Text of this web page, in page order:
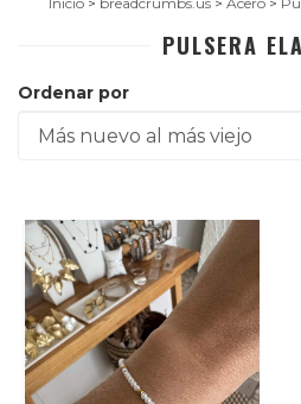
PULSERA
Ordenar por